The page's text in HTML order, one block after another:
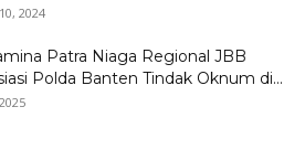
2024
Patra Niaga Regional JBB
Polda Banten Tindak Oknum di...